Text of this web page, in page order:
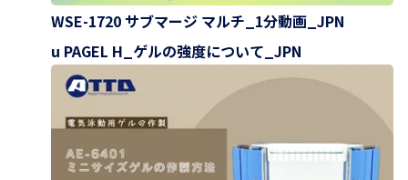
WSE-1720 サブマージ マルチ_1分動画_JPN
u PAGEL H_ゲルの強度について_JPN